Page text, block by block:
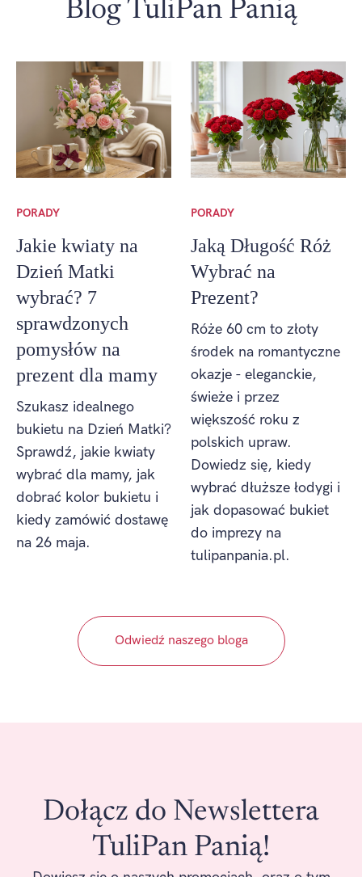
Blog TuliPan Panią
PORADY
Jakie kwiaty na
Dzień Matki
wybrać? 7
sprawdzonych
pomysłów na
prezent dla mamy
Szukasz idealnego
bukietu na Dzień Matki?
Sprawdź, jakie kwiaty
wybrać dla mamy, jak
dobrać kolor bukietu i
kiedy zamówić dostawę
na 26 maja.
PORADY
Jaką Długość Róż
Wybrać na
Prezent?
Róże 60 cm to złoty
środek na romantyczne
okazje - eleganckie,
świeże i przez
większość roku z
polskich upraw.
Dowiedz się, kiedy
wybrać dłuższe łodygi i
jak dopasować bukiet
do imprezy na
tulipanpania.pl.
Odwiedź naszego bloga
Dołącz do Newslettera
TuliPan Panią!